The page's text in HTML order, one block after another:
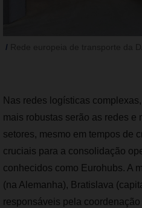
Nas redes logísticas
mais robustas serão as redes
setores, mesmo em tempos de
cruciais para a consolidação
conhecidos como Eurohubs. A
(na Alemanha), Bratislava
responsáveis pela